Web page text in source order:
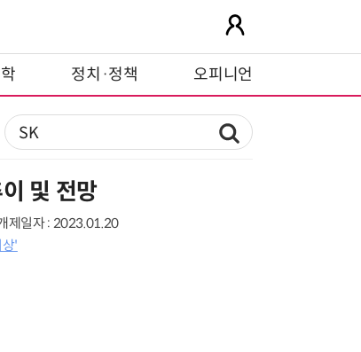
정치·정책 오피니언
및 전망
제일자 : 2023.01.20
'